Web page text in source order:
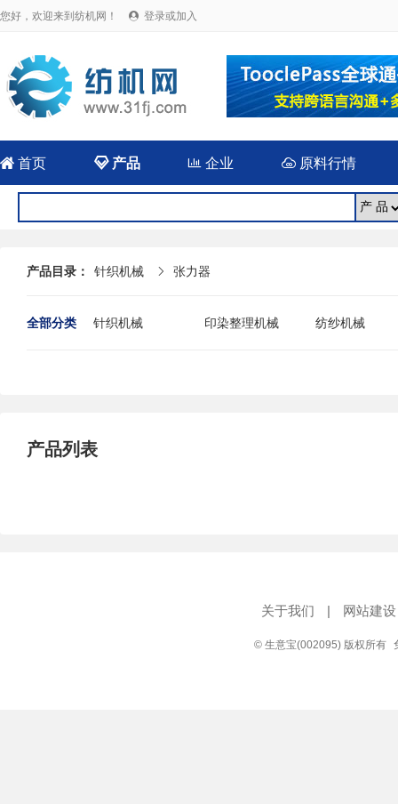
您好，欢迎来到纺机网！  登录或加入
 首页 产品  企业 原料行情
产品目录： 针织机械  张力器
全部分类 针织机械 印染整理机械 纺纱机械
产品列表
关于我们 | 网站建设
© 生意宝(002095) 版权所有